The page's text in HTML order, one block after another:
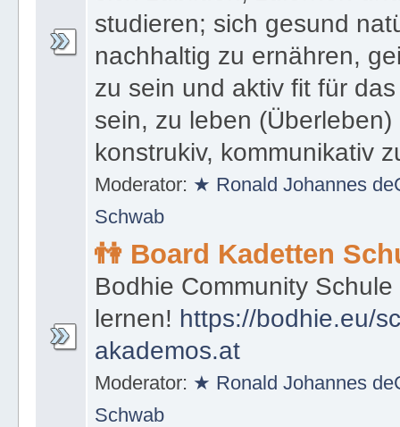
studieren; sich gesund
nachhaltig zu ernähren,
zu sein und aktiv fit für
sein, zu leben
konstrukiv, kommunikativ
Moderator: ★ Ronald Johannes
Schwab
👫 Board Kadetten
Bodhie Community
lernen! https://bodhie.eu/
akademos.at
Moderator: ★ Ronald Johannes
Schwab